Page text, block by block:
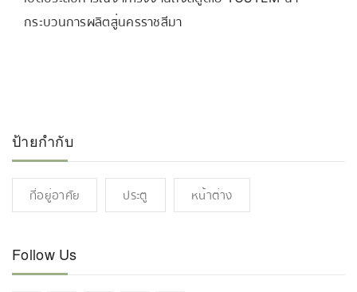
กระบวนการผลิตสู่นครราชสีมา
ป้ายกำกับ
ที่อยู่อาศัย ประตู หน้าต่าง
Follow Us